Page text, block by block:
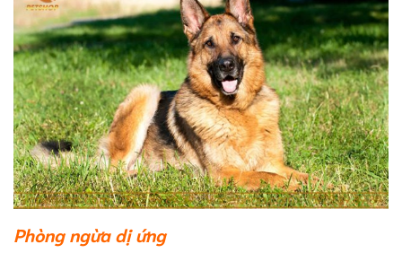
Phòng ngừa dị ứng